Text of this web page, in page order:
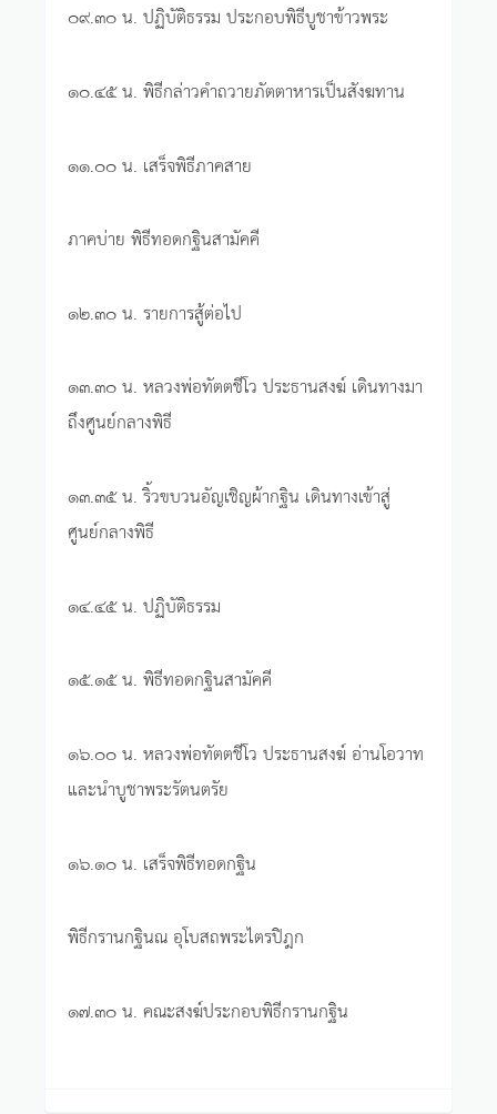
๐๙.๓๐ น. ปฏิบัติธรรม ประกอบพิธีบูชาข้าวพระ
๑๐.๔๕ น. พิธีกล่าวคำถวายภัตตาหารเป็นสังฆทาน
๑๑.๐๐ น. เสร็จพิธีภาคสาย
ภาคบ่าย พิธีทอดกฐินสามัคคี
๑๒.๓๐ น. รายการสู้ต่อไป
๑๓.๓๐ น. หลวงพ่อทัตตชีโว ประธานสงฆ์ เดินทางมา
ถึงศูนย์กลางพิธี
๑๓.๓๕ น. ริ้วขบวนอัญเชิญผ้ากฐิน เดินทางเข้าสู่
ศูนย์กลางพิธี
๑๔.๔๕ น. ปฏิบัติธรรม
๑๕.๑๕ น. พิธีทอดกฐินสามัคคี
๑๖.๐๐ น. หลวงพ่อทัตตชีโว ประธานสงฆ์ อ่านโอวาท
และนำบูชาพระรัตนตรัย
๑๖.๑๐ น. เสร็จพิธีทอดกฐิน
พิธีกรานกฐินณ อุโบสถพระไตรปิฎก
๑๗.๓๐ น. คณะสงฆ์ประกอบพิธีกรานกฐิน